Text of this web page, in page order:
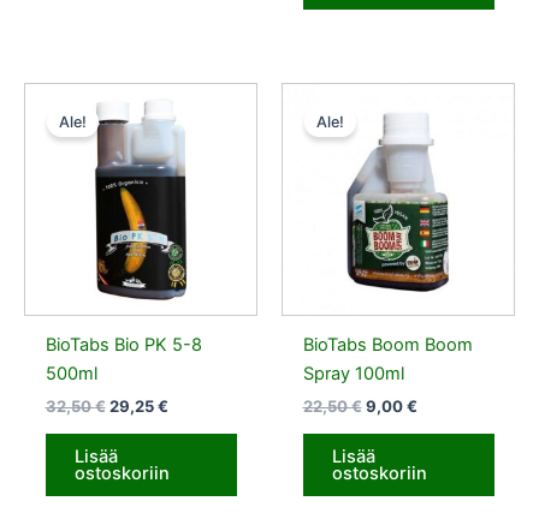
Ale!
BioTabs Bio PK 5-8
500ml
32,50€
hinta
oli:
32,50 €.
29,25€
hinta
on:
29,25 €.
Lisää
ostoskoriin
Ale!
BioTabs Boom Boom
Spray 100ml
22,50€
hinta
oli:
22,50 €.
9,00€
hinta
9,00 €.
Lisää
ostoskoriin